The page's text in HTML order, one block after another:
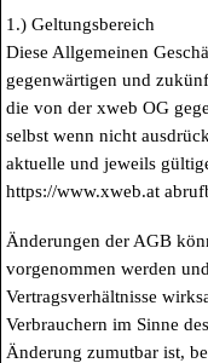
1.) Geltungsbereich
Diese Allgemeinen
gegenwärtigen und
die von der xweb OG
selbst wenn nicht
aktuelle und jeweils
https://www.xweb.at
Änderungen der AGB
vorgenommen werden
Vertragsverhältnisse
Verbrauchern im Sinne
Änderung zumutbar ist,